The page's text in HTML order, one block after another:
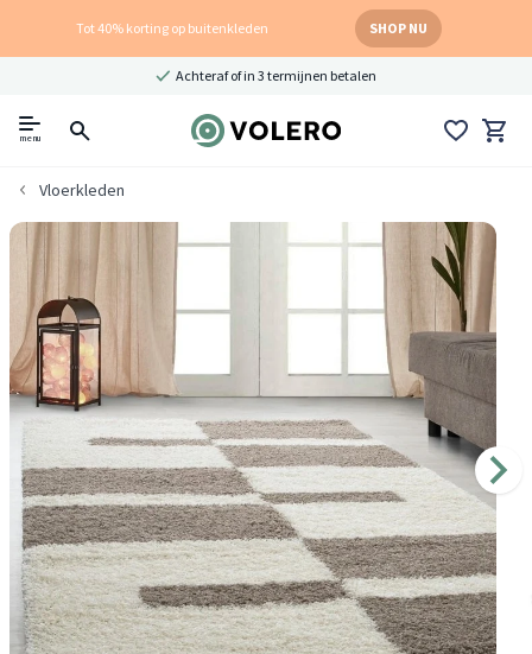
Tot 40% korting op buitenkleden SHOP NU
Achteraf of in 3 termijnen betalen
menu
Vloerkleden